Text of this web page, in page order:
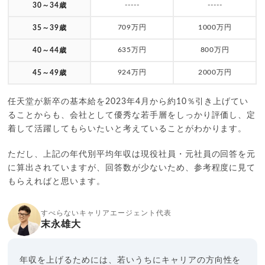
30～34歳 ----- -----
35～39歳 709万円 1000万円
40～44歳 635万円 800万円
45～49歳 924万円 2000万円
任天堂が新卒の基本給を2023年4月から約10％引き上げてい
ることからも、会社として優秀な若手層をしっかり評価し、定
着して活躍してもらいたいと考えていることがわかります。
ただし、上記の年代別平均年収は現役社員・元社員の回答を元
に算出されていますが、回答数が少ないため、参考程度に見て
もらえればと思います。
すべらないキャリアエージェント代表
末永雄大
年収を上げるためには、若いうちにキャリアの方向性を